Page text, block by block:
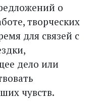
о
творческих
для связей с
дело или
чувств.